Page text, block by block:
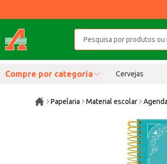
Compre por categoria Cervejas
Papelaria Material escolar